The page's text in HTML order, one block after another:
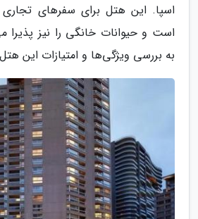
اسپا. این هتل برای سفرهای
است و حیوانات خانگی را نیز پذیرا
به بررسی ویژگی‌ها و امتیازات این